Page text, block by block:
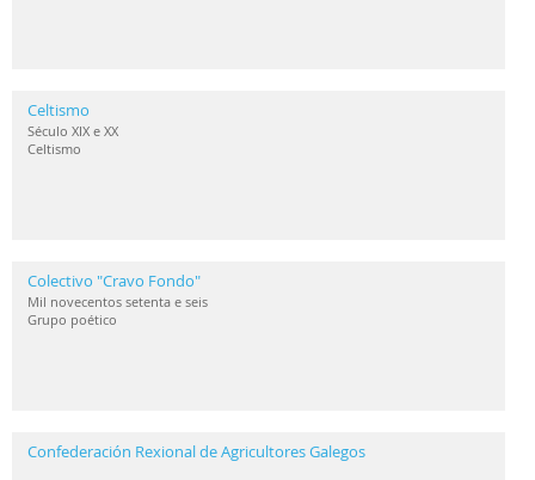
Celtismo
Século XIX e XX
Celtismo
Colectivo "Cravo Fondo"
Mil novecentos setenta e seis
Grupo poético
Confederación Rexional de Agricultores Galegos